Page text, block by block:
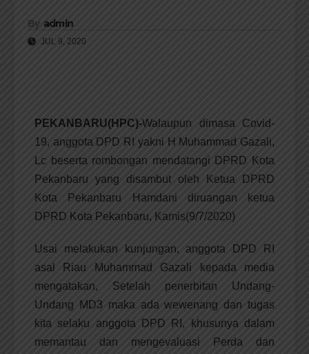
By admin
JUL 9, 2020
PEKANBARU(HPC)-Walaupun dimasa Covid-
19, anggota DPD RI yakni H Muhammad Gazali,
Lc beserta rombongan mendatangi DPRD Kota
Pekanbaru yang disambut oleh Ketua DPRD
Kota Pekanbaru Hamdani diruangan ketua
DPRD Kota Pekanbaru, Kamis(9/7/2020)
Usai melakukan kunjungan, anggota DPD RI
asal Riau Muhammad Gazali kepada media
mengatakan, Setelah penerbitan Undang-
Undang MD3 maka ada wewenang dan tugas
kita selaku anggota DPD RI, khusunya dalam
memantau dan mengevaluasi Perda dan